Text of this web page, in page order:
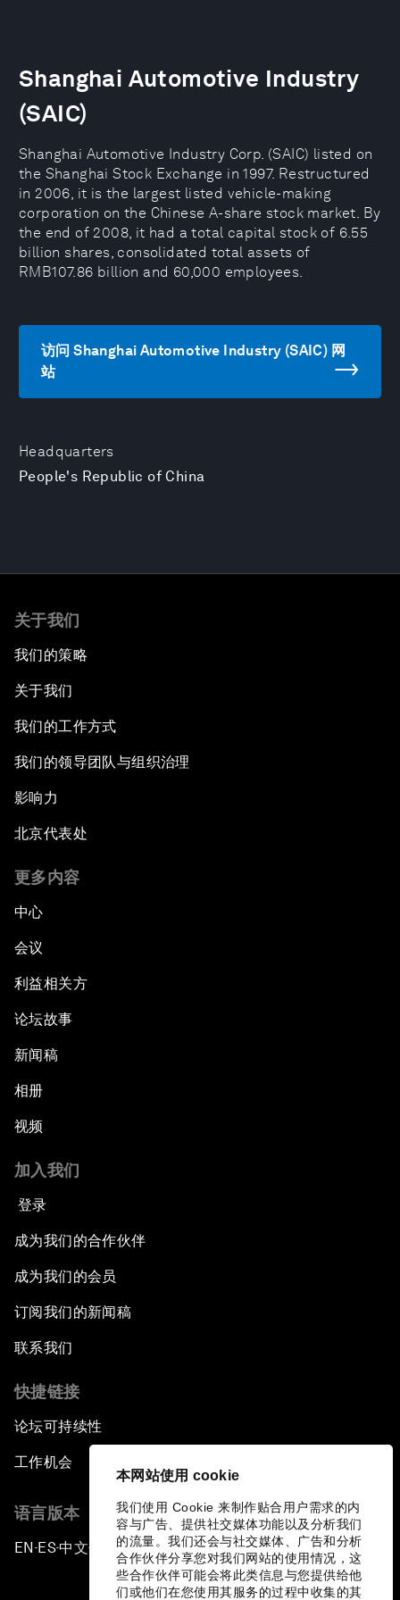
本网站使用 cookie
我们使用 Cookie 来制作贴合用户需求的内
容与广告、提供社交媒体功能以及分析我们
的流量。我们还会与社交媒体、广告和分析
合作伙伴分享您对我们网站的使用情况，这
些合作伙伴可能会将此类信息与您提供给他
们或他们在您使用其服务的过程中收集的其
Headquarters
People's Republic of China
Shanghai Automotive Industry
(SAIC)
Shanghai Automotive Industry Corp. (SAIC) listed on
the Shanghai Stock Exchange in 1997. Restructured
in 2006, it is the largest listed vehicle-making
corporation on the Chinese A-share stock market. By
the end of 2008, it had a total capital stock of 6.55
billion shares, consolidated total assets of
RMB107.86 billion and 60,000 employees.
访问 Shanghai Automotive Industry (SAIC) 网
站
关于我们
我们的策略
关于我们
我们的工作方式
我们的领导团队与组织治理
影响力
北京代表处
更多内容
中心
会议
利益相关方
论坛故事
新闻稿
相册
视频
加入我们
登录
成为我们的合作伙伴
成为我们的会员
订阅我们的新闻稿
联系我们
快捷链接
论坛可持续性
工作机会
语言版本
EN ▪ES▪中文▪ 日本語